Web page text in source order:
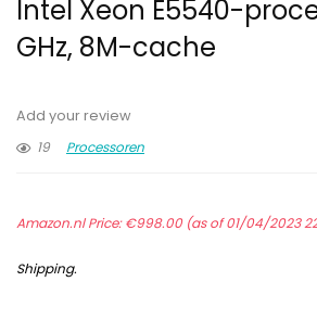
Intel Xeon E5540-
GHz, 8M-cache
Add your review
19
Processoren
Amazon.nl Price:€998.00(as of 01/04/2023
Shipping.